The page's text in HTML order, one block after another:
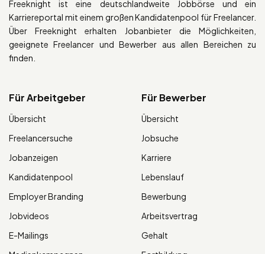
Freeknight ist eine deutschlandweite Jobbörse und ein
Karriereportal mit einem großen Kandidatenpool für Freelancer.
Über Freeknight erhalten Jobanbieter die Möglichkeiten,
geeignete Freelancer und Bewerber aus allen Bereichen zu
finden.
Für Arbeitgeber
Übersicht
Freelancersuche
Jobanzeigen
Kandidatenpool
Employer Branding
Jobvideos
E-Mailings
Für Bewerber
Übersicht
Jobsuche
Karriere
Lebenslauf
Bewerbung
Arbeitsvertrag
Gehalt